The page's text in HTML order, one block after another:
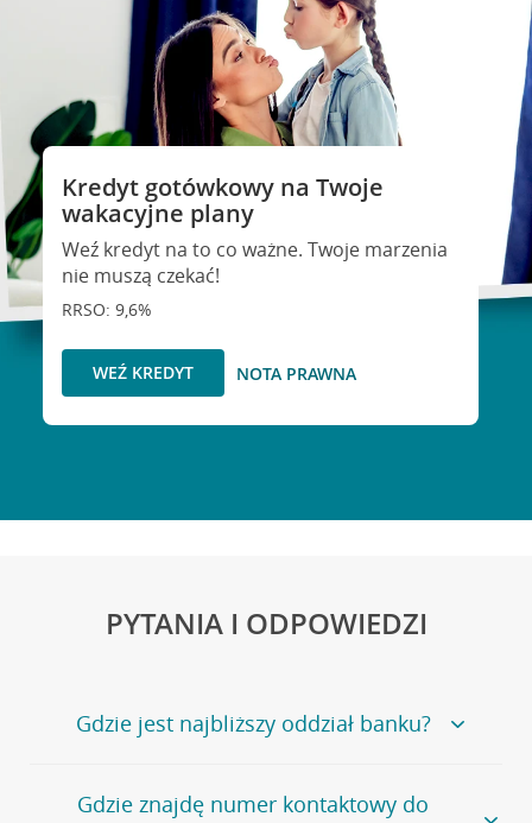
Kredyt gotówkowy na Twoje
wakacyjne plany
Weź kredyt na to co ważne. Twoje marzenia
nie muszą czekać!
RRSO: 9,6%
WEŹ KREDYT NOTA PRAWNA
PYTANIA I ODPOWIEDZI
Gdzie jest najbliższy oddział banku?
Jeśli szukasz oddziału naszego banku, zapraszamy na
stronęPlacówki i bankomaty, na której znajduje się
Gdzie znajdę numer kontaktowy do